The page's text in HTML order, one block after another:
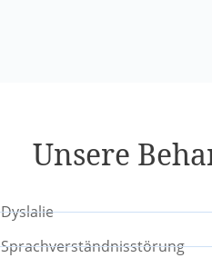
Unsere
Dyslalie
Sprachverständnisstörung